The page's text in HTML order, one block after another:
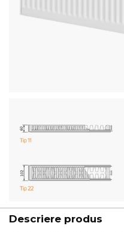
Descriere produs